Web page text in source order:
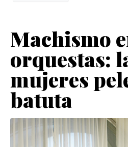
Machismo
orquestas:
mujeres
batuta